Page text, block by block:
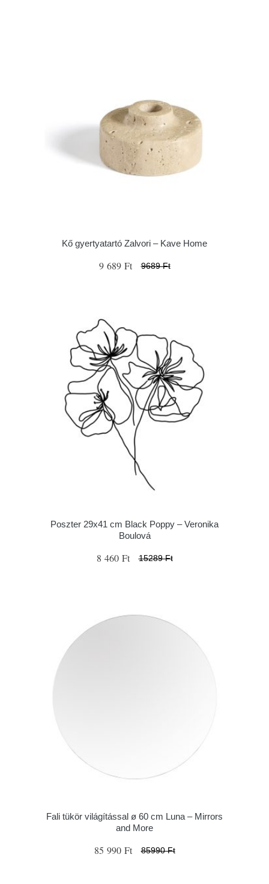
Kő gyertyatartó Zalvori – Kave Home
9 689 Ft 9689 Ft
Poszter 29x41 cm Black Poppy – Veronika
Boulová
8 460 Ft 15289 Ft
Fali tükör világítással ø 60 cm Luna – Mirrors
and More
85 990 Ft 85990 Ft